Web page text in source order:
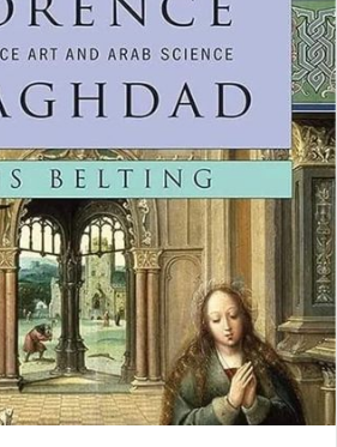
ن
l
r
ر
ي
س
ت